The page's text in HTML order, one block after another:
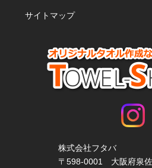
サイトマップ
株式会社フタバ
〒598-0001 大阪府泉